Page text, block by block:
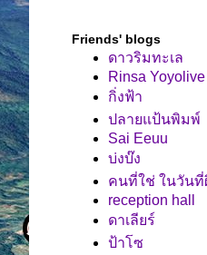
Friends' blogs
ดาวริมทะเล
Rinsa Yoyolive
กิ่งฟ้า
ปลายแป้นพิมพ์
Sai Eeuu
บ่งบ๊ง
คนที่ใช่ ในวันที่
reception hall
ดาเลียร์
ป้าโซ